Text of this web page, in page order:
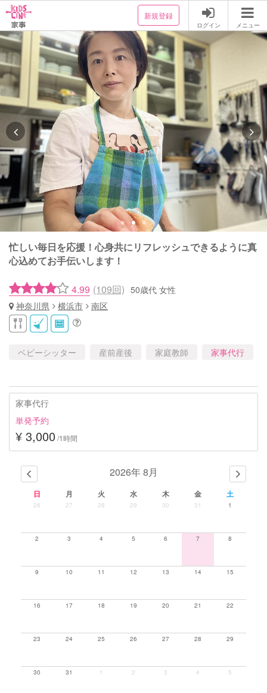
新規登録
ログイン メニュー
忙しい毎日を応援！心身共にリフレッシュできるように真
心込めてお手伝いします！
4.99 (109回) 50歳代 女性
神奈川県
横浜市 南区
ベビーシッター 産前産後 家庭教師 家事代行
家事代行
単発予約
¥ 3,000 /1時間
2026年 8月
日 月 火 水 木 金 土
26 27 28 29 30 31 1
2 3 4 5 6 7 8
9 10 11 12 13 14 15
16 17 18 19 20 21 22
23 24 25 26 27 28 29
30 31 1 2 3 4 5